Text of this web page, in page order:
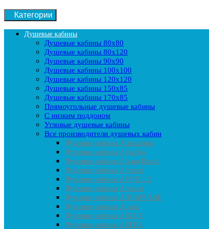
Категории
Душевые кабины
Душевые кабины 80x80
Душевые кабины 80x120
Душевые кабины 90х90
Душевые кабины 100x100
Душевые кабины 120x120
Душевые кабины 150x85
Душевые кабины 170x85
Прямоугольные душевые кабины
С низким поддоном
Угловые душевые кабины
Все производители душевых кабин
Душевые кабины Acguazzone
Душевые кабины Agua Joy
Душевые кабины Alvaro Banos
Душевые кабины Ammari
Душевые кабины APPOLLO
Душевые кабины Aquanet
Душевые кабины AQUAPULSE
Душевые кабины AquaZ
Душевые кабины ARCUS
Душевые кабины ARTEX